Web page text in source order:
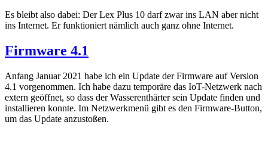
Es bleibt also dabei: Der Lex Plus 10 darf zwar ins LAN aber nicht
ins Internet. Er funktioniert nämlich auch ganz ohne Internet.
Firmware 4.1
Anfang Januar 2021 habe ich ein Update der Firmware auf Version
4.1 vorgenommen. Ich habe dazu temporäre das IoT-Netzwerk nach
extern geöffnet, so dass der Wasserenthärter sein Update finden und
installieren konnte. Im Netzwerkmenü gibt es den Firmware-Button,
um das Update anzustoßen.